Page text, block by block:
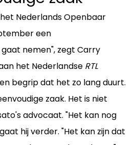
Nederlands Openbaar
een
nemen", zegt Carry
het Nederlandse RTL
begrip dat het zo lang duurt.
zaak. Het is niet
advocaat. "Het kan nog
hij verder. "Het kan zijn dat